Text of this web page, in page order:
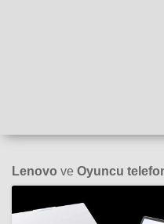
Lenovo ve Oyuncu